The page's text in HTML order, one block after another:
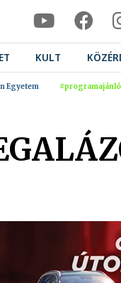
KULT
Egyetem #programajánló